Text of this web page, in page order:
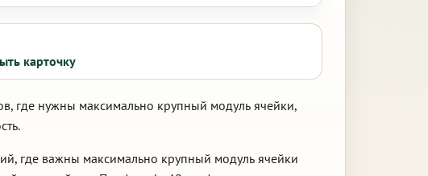
карточку
где нужны максимально крупный модуль ячейки,
где важны максимально крупный модуль ячейки